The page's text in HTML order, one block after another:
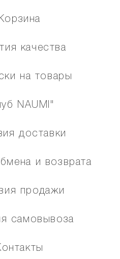
качества
на товары
NAUMI"
доставки
и возврата
продажи
самовывоза